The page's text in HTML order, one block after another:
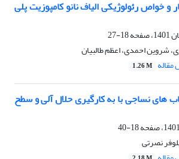
و خواص رئولوژیکی الیاف نانو کامپوزیت پلی
18-27
شروین احمدی، اعظم طالبیان
1.26 M
های نساجی با به کارگیری حلال آلی و سطح
18-40
نصرتی